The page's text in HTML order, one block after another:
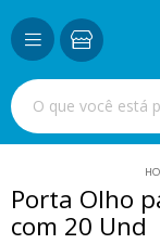
Porta Olho
com 20 Und